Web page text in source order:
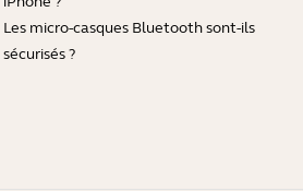
Les micro-casques Bluetooth sont-ils
sécurisés ?